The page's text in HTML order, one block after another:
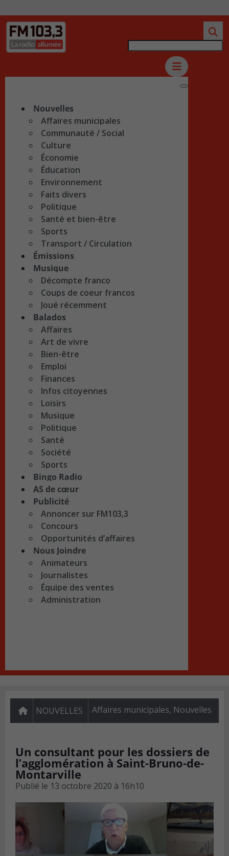
Nouvelles
Affaires municipales
Communauté / Social
Culture
Économie
Éducation
Environnement
Faits divers
Politique
Santé et bien-être
Sports
Transport / Circulation
Émissions
Musique
Décompte franco
Coups de coeur francos
Joué récemment
Balados
Affaires
Art de vivre
Bien-être
Emploi
Finances
Infos citoyennes
Loisirs
Musique
Politique
Santé
Société
Sports
Bingo Radio
AS de cœur
Publicité
Annoncer sur FM103,3
Concours
Opportunités d’affaires
Nous Joindre
Animateurs
Journalistes
Équipe des ventes
Administration
NOUVELLES Affaires municipales, Nouvelles
Un consultant pour les dossiers de
l’agglomération à Saint-Bruno-de-
Montarville
Publié le 13 octobre 2020 à 16h10